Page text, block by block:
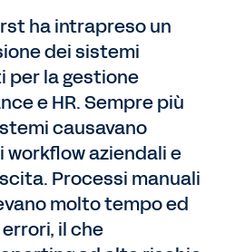
ha intrapreso un
dei sistemi
per la gestione
e HR. Sempre più
causavano
aziendali e
Processi manuali
molto tempo ed
il che